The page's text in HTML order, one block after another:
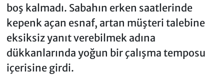
boş kalmadı. Sabahın erken saatlerinde
kepenk açan esnaf, artan müşteri talebine
eksiksiz yanıt verebilmek adına
dükkanlarında yoğun bir çalışma temposu
içerisine girdi.